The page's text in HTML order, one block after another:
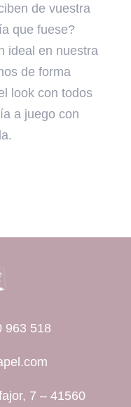
de vuestra
que fuese?
ideal en nuestra
de forma
look con todos
a juego con
963 518
7 – 41560